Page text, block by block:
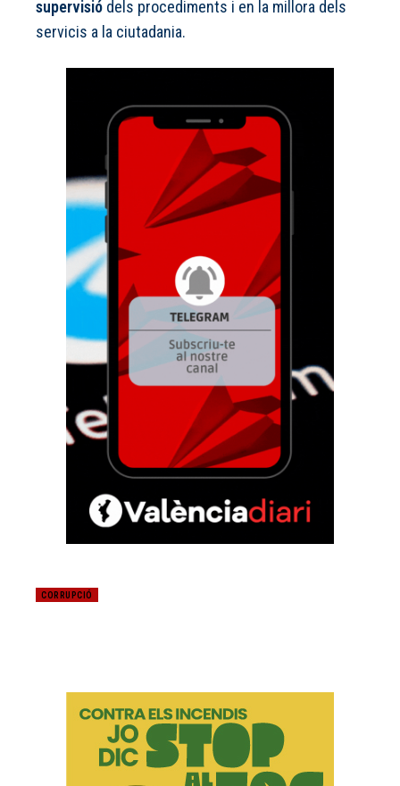
supervisió dels procediments i en la millora dels
servicis a la ciutadania.
CORRUPCIÓ